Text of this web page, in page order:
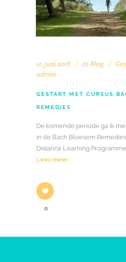
10 juni 2016 In Blog
admin
GESTART MET CURSUS
REMEDIES
De komende periode ga ik
in de Bach Bloesem
Distance Learning
Lees meer
0